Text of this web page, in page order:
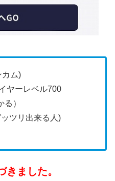
ム)
ヤーレベル700
）
ツリ出来る人)
ました。